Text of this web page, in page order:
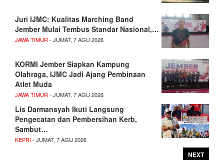
Juri IJMC: Kualitas Marching Band
Jember Mulai Tembus Standar Nasional,…
JAWA TIMUR- JUMAT, 7 AGU 2026
KORMI Jember Siapkan Kampung
Olahraga, IJMC Jadi Ajang Pembinaan
Atlet Muda
JAWA TIMUR- JUMAT, 7 AGU 2026
Lis Darmansyah Ikuti Langsung
Pengecatan dan Pembersihan Kerb,
Sambut…
KEPRI- JUMAT, 7 AGU 2026
NEXT